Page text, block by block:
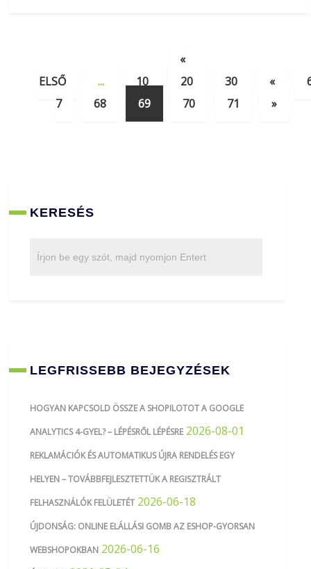
«
ELSŐ
... 10 20 30 «
7
68 69 70 71 »
KERESÉS
LEGFRISSEBB BEJEGYZÉSEK
HOGYAN KAPCSOLD ÖSSZE A SHOPILOTOT A GOOGLE
ANALYTICS 4-GYEL? – LÉPÉSRŐL LÉPÉSRE 2026-08-01
REKLAMÁCIÓK ÉS AUTOMATIKUS ÚJRA RENDELÉS EGY
HELYEN – TOVÁBBFEJLESZTETTÜK A REGISZTRÁLT
FELHASZNÁLÓK FELÜLETÉT 2026-06-18
ÚJDONSÁG: ONLINE ELÁLLÁSI GOMB AZ ESHOP-GYORSAN
WEBSHOPOKBAN 2026-06-16